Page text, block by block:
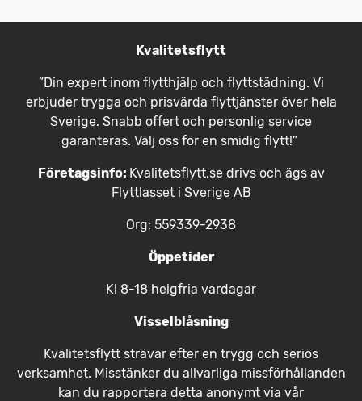
Kvalitetsflytt
”Din expert inom flytthjälp och flyttstädning. Vi
erbjuder trygga och prisvärda flyttjänster över hela
Sverige. Snabb offert och personlig service
garanteras. Välj oss för en smidig flytt!”
Företagsinfo: Kvalitetsflytt.se drivs och ägs av
Flyttlasset i Sverige AB
Org: 559339-2938
Öppetider
Kl 8-18 helgfria vardagar
Visselblåsning
Kvalitetsflytt strävar efter en trygg och seriös
verksamhet. Misstänker du allvarliga missförhållanden
kan du rapportera detta anonymt via vår